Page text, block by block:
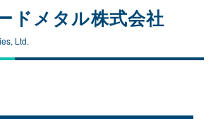
ドメタル株式会社
Ltd.